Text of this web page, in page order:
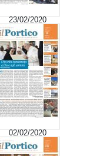
23/02/2020
02/02/2020